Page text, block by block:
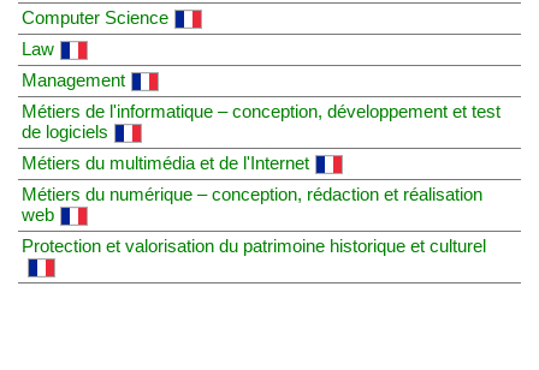
Computer Science
Law
Management
Métiers de l'informatique – conception, développement et test
de logiciels
Métiers du multimédia et de l'Internet
Métiers du numérique – conception, rédaction et réalisation
web
Protection et valorisation du patrimoine historique et culturel